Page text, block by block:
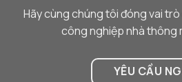
Hãy cùng chúng tôi đóng vai
công nghiệp nhà thông
YÊU CẦU